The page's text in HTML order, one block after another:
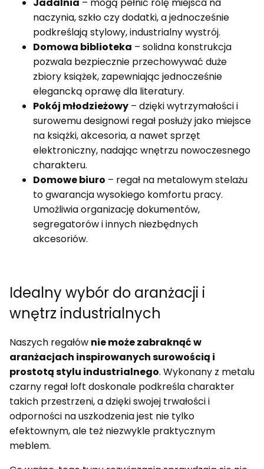
naczynia, szkło czy dodatki, a jednocześnie
podkreślają stylowy, industrialny wystrój.
Domowa biblioteka – solidna konstrukcja
pozwala bezpiecznie przechowywać duże
zbiory książek, zapewniając jednocześnie
elegancką oprawę dla literatury.
Pokój młodzieżowy – dzięki wytrzymałości i
surowemu designowi regał posłuży jako miejsce
na książki, akcesoria, a nawet sprzęt
elektroniczny, nadając wnętrzu nowoczesnego
charakteru.
Domowe biuro – regał na metalowym stelażu
to gwarancja wysokiego komfortu pracy.
Umożliwia organizację dokumentów,
segregatorów i innych niezbędnych
akcesoriów.
Idealny wybór do aranżacji i
wnętrz industrialnych
Naszych regałów nie może zabraknąć w
aranżacjach inspirowanych surowością i
prostotą stylu industrialnego. Wykonany z metalu
czarny regał loft doskonale podkreśla charakter
takich przestrzeni, a dzięki swojej trwałości i
odporności na uszkodzenia jest nie tylko
efektownym, ale też niezwykle praktycznym
meblem.